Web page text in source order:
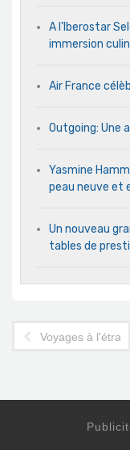
A l’Iberostar
immersion
Air France
Outgoing: Une
Yasmine
peau neuve et
Un nouveau
tables de
Voyages à